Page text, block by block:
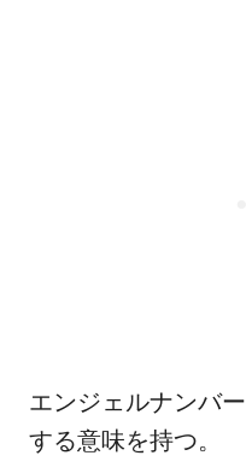
エンジェルナンバ
する意味を持つ。